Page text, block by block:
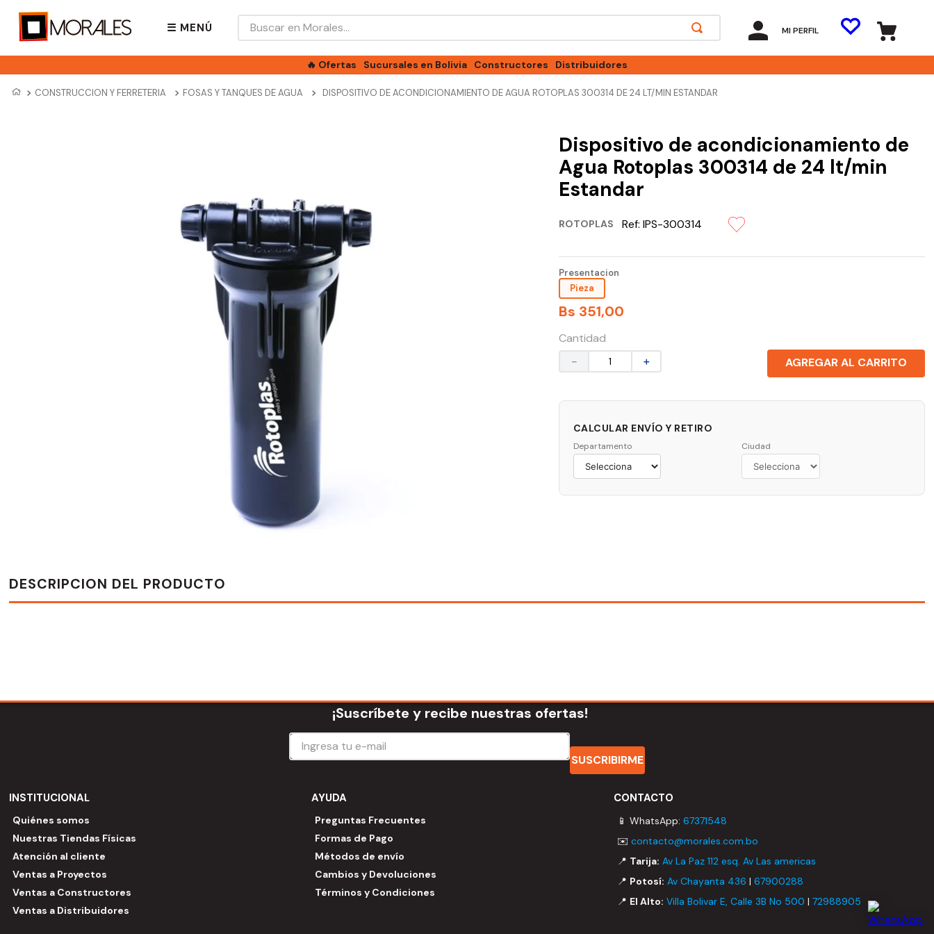
☰ MENÚ
Buscar en Morales...
MI PERFIL
🔥 Ofertas Sucursales en Bolivia Constructores Distribuidores
CONSTRUCCION Y FERRETERIA FOSAS Y TANQUES DE AGUA DISPOSITIVO DE ACONDICIONAMIENTO DE AGUA ROTOPLAS 300314 DE 24 LT/MIN ESTANDAR
Dispositivo de acondicionamiento de
Agua Rotoplas 300314 de 24 lt/min
Estandar
ROTOPLAS Ref: IPS-300314
Presentacion
Pieza
Bs 351,00
Cantidad
＋
－ AGREGAR AL CARRITO
CALCULAR ENVÍO Y RETIRO
Departamento Ciudad
DESCRIPCION DEL PRODUCTO
¡Suscríbete y recibe nuestras ofertas!
SUSCRIBIRME
INSTITUCIONAL
Quiénes somos
Nuestras Tiendas Físicas
Atención al cliente
Ventas a Proyectos
Ventas a Constructores
Ventas a Distribuidores
AYUDA
Preguntas Frecuentes
Formas de Pago
Métodos de envío
Cambios y Devoluciones
Términos y Condiciones
CONTACTO
📱 WhatsApp: 67371548
✉️ contacto@morales.com.bo
📍 Tarija: Av La Paz 112 esq. Av Las americas
📍 Potosí: Av Chayanta 436 | 67900288
📍 El Alto: Villa Bolivar E, Calle 3B No 500 | 72988905